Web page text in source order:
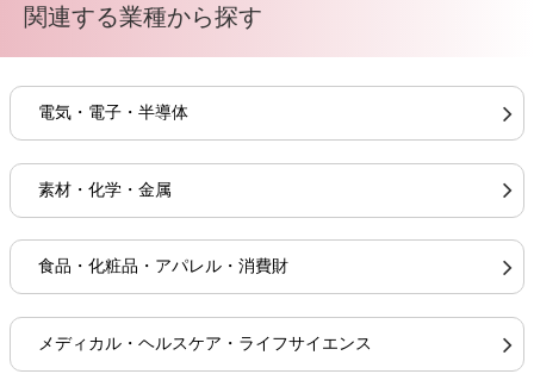
関連する業種から探す
電気・電子・半導体
素材・化学・金属
食品・化粧品・アパレル・消費財
メディカル・ヘルスケア・ライフサイエンス